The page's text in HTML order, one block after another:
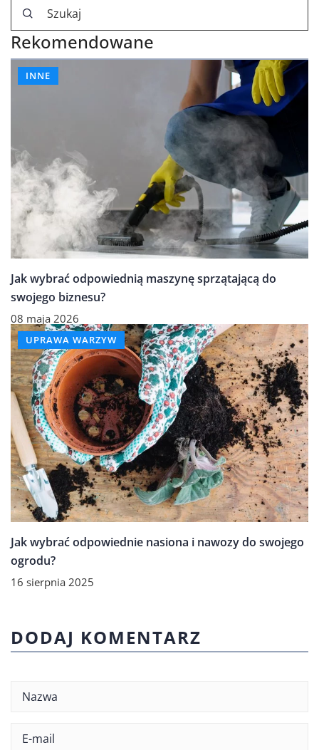
Rekomendowane
INNE
Jak wybrać odpowiednią maszynę sprzątającą do
swojego biznesu?
08 maja 2026
UPRAWA WARZYW
Jak wybrać odpowiednie nasiona i nawozy do swojego
ogrodu?
16 sierpnia 2025
DODAJ KOMENTARZ